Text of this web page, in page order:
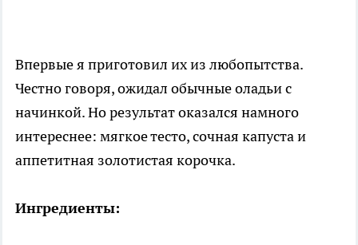
Впервые я приготовил их из любопытства.
Честно говоря, ожидал обычные оладьи с
начинкой. Но результат оказался намного
интереснее: мягкое тесто, сочная капуста и
аппетитная золотистая корочка.
Ингредиенты: